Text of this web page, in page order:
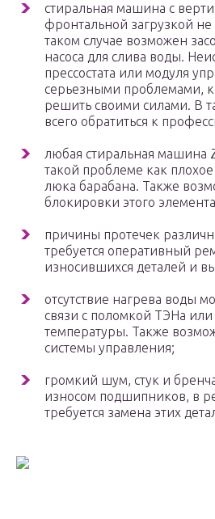
стиральная машина с
фронтальной загрузкой не
таком случае возможен
насоса для слива воды.
прессостата или модуля
серьезными проблемами,
решить своими силами. В
всего обратиться к
любая стиральная машина
такой проблеме как
люка барабана. Также
блокировки этого
причины протечек
требуется оперативный
износившихся деталей и
отсутствие нагрева воды
связи с поломкой ТЭНа или
температуры. Также
системы управления;
громкий шум, стук и
износом подшипников, в
требуется замена этих